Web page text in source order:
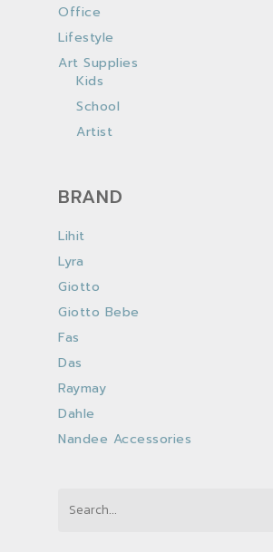
Office
Lifestyle
Art Supplies
Kids
School
Artist
BRAND
Lihit
Lyra
Giotto
Giotto Bebe
Fas
Das
Raymay
Dahle
Nandee Accessories